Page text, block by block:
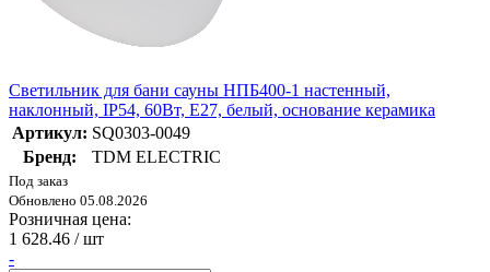
Светильник для бани сауны НПБ400-1 настенный,
наклонный, IP54, 60Вт, E27, белый, основание керамика
Артикул: SQ0303-0049
Бренд:
TDM ELECTRIC
Под заказ
Обновлено 05.08.2026
Розничная цена:
1 628.46 / шт
-